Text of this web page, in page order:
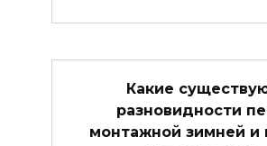
Какие
разновидности
монтажной зимней и